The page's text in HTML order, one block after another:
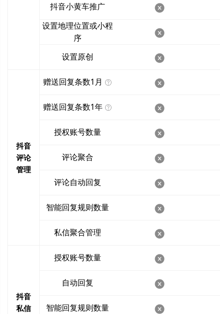
抖音小黄车推广
设置地理位置或小程
序
设置原创
抖音
评论
管理
赠送回复条数1月
赠送回复条数1年
授权账号数量
评论聚合
评论自动回复
智能回复规则数量
私信聚合管理
抖音
私信
授权账号数量
自动回复
智能回复规则数量